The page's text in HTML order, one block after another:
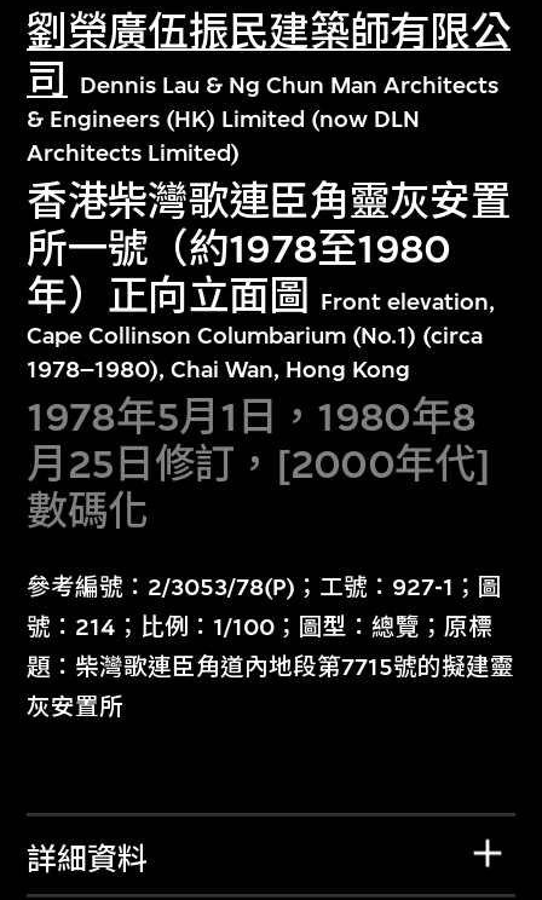
劉榮廣伍振民建築師有限公
司
Dennis Lau & Ng Chun Man Architects
& Engineers (HK) Limited (now DLN
Architects Limited)
香港柴灣歌連臣角靈灰安置
所一號（約1978至1980
年）正向立面圖
Front elevation,
Cape Collinson Columbarium (No.1) (circa
1978–1980), Chai Wan, Hong Kong
1978年5月1日，1980年8
月25日修訂，[2000年代]
數碼化
參考編號：2/3053/78(P)；工號：927-1；圖
號：214；比例：1/100；圖型：總覽；原標
題：柴灣歌連臣角道內地段第7715號的擬建靈
灰安置所
詳細資料
文化藏品。